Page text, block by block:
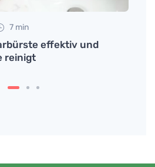
7 min
effektiv und
reinigt